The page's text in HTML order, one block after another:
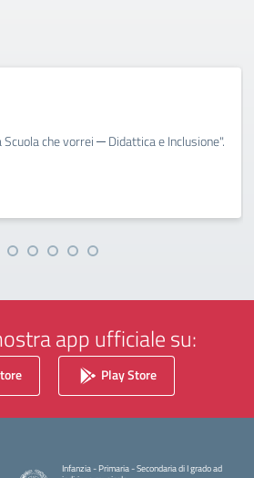
che vorrei ─ Didattica e Inclusione".
app ufficiale su:
Play Store
Infanzia - Primaria - Secondaria di I grado ad